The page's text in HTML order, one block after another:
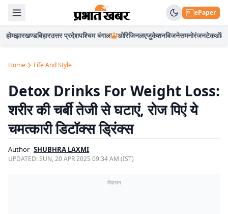
ePaper
होमझारखण्डबिहारउत्तर प्रदेशपश्चिम बंगाल ओरिजिनलएजुकेशनबिजनेसमनोरंजनटेकऑटो
Home Life And Style
Detox Drinks For Weight Loss:
शरीर की चर्बी तेजी से घटाएं, रोज पिएं ये
चमत्कारी डिटॉक्स ड्रिंक्स
Author SHUBHRA LAXMI
UPDATED:SUN, 20 APR 2025 09:34 AM (IST)
विज्ञापन